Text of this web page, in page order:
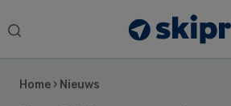
Search
Home › Nieuws
Sidebar